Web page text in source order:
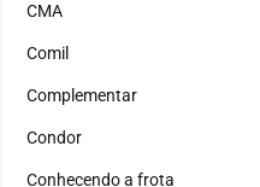
CMA
Comil
Complementar
Condor
Conhecendo a frota